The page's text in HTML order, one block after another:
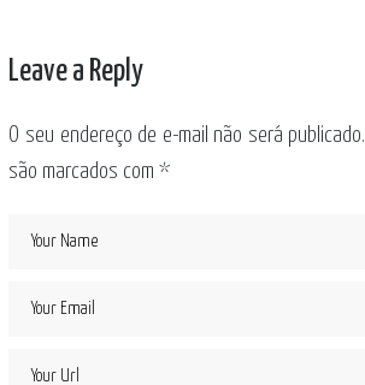
Leave a Reply
O seu endereço de e-mail não será publicado.
são marcados com*